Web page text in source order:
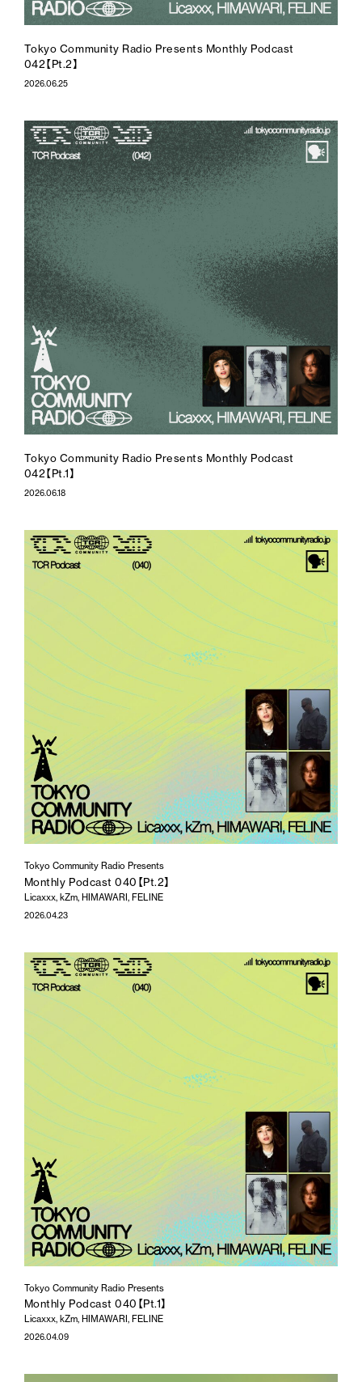
Tokyo Community Radio Presents Monthly Podcast
042【Pt.2】
2026.06.25
Tokyo Community Radio Presents Monthly Podcast
042【Pt.1】
2026.06.18
Tokyo Community Radio Presents
Monthly Podcast 040【Pt.2】
Licaxxx, kZm, HIMAWARI, FELINE
2026.04.23
Tokyo Community Radio Presents
Monthly Podcast 040【Pt.1】
Licaxxx, kZm, HIMAWARI, FELINE
2026.04.09